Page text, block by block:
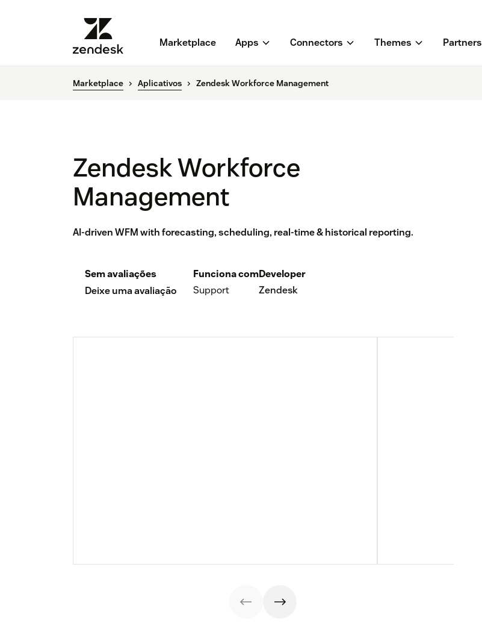
Marketplace Apps Connectors Themes Partners
Marketplace Aplicativos Zendesk Workforce Management
Zendesk Workforce
Management
AI-driven WFM with forecasting, scheduling, real-time & historical reporting.
Sem avaliações
Deixe uma avaliação
Funciona com
Support
Developer
Zendesk